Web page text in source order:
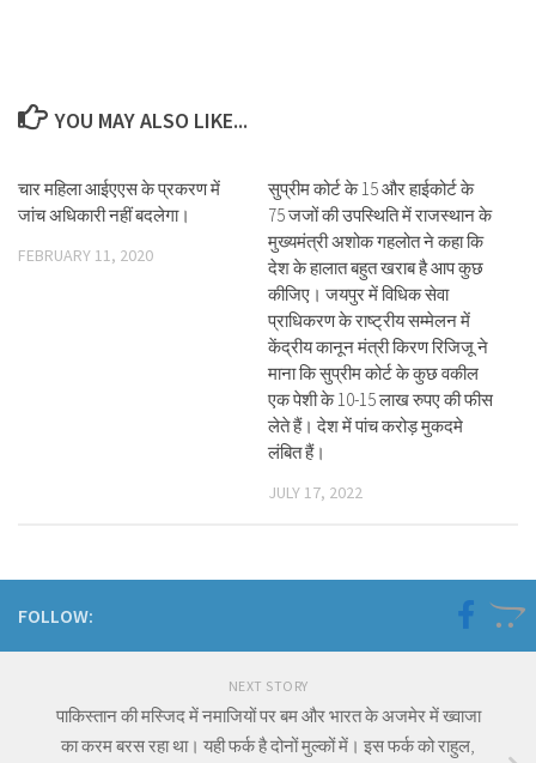
YOU MAY ALSO LIKE...
चार महिला आईएएस के प्रकरण में
जांच अधिकारी नहीं बदलेगा।
FEBRUARY 11, 2020
सुप्रीम कोर्ट के 15 और हाईकोर्ट के
75 जजों की उपस्थिति में राजस्थान के
मुख्यमंत्री अशोक गहलोत ने कहा कि
देश के हालात बहुत खराब है आप कुछ
कीजिए। जयपुर में विधिक सेवा
प्राधिकरण के राष्ट्रीय सम्मेलन में
केंद्रीय कानून मंत्री किरण रिजिजू ने
माना कि सुप्रीम कोर्ट के कुछ वकील
एक पेशी के 10-15 लाख रुपए की फीस
लेते हैं। देश में पांच करोड़ मुकदमे
लंबित हैं।
JULY 17, 2022
FOLLOW:
NEXT STORY
पाकिस्तान की मस्जिद में नमाजियों पर बम और भारत के अजमेर में ख्वाजा
का करम बरस रहा था। यही फर्क है दोनों मुल्कों में। इस फर्क को राहुल,